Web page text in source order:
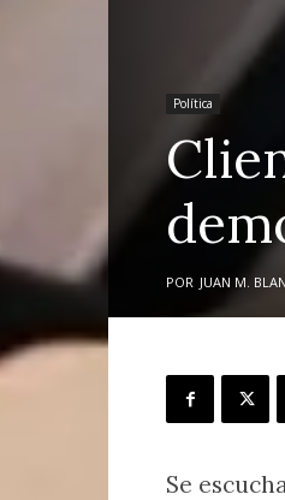
Política
POR JUAN M.
Se